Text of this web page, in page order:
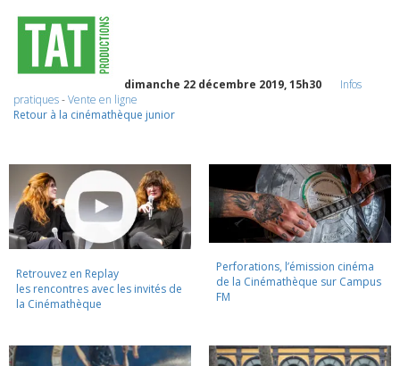
dimanche 22 décembre 2019, 15h30
Infos
pratiques-Vente en ligne
Retour à la cinémathèque junior
Retrouvez en Replay
les rencontres avec les invités de
la Cinémathèque
Perforations, l’émission cinéma
de la Cinémathèque sur Campus
FM